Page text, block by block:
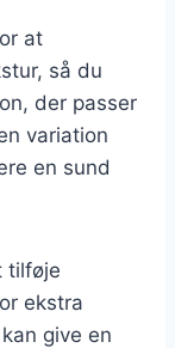
at
så du
der passer
variation
en sund
tilføje
ekstra
give en